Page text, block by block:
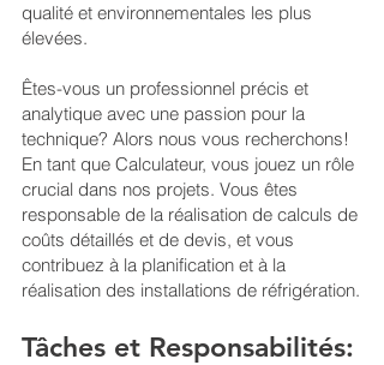
qualité et environnementales les plus
élevées.
Êtes-vous un professionnel précis et
analytique avec une passion pour la
technique? Alors nous vous recherchons!
En tant que Calculateur, vous jouez un rôle
crucial dans nos projets. Vous êtes
responsable de la réalisation de calculs de
coûts détaillés et de devis, et vous
contribuez à la planification et à la
réalisation des installations de réfrigération.
Tâches et Responsabilités: